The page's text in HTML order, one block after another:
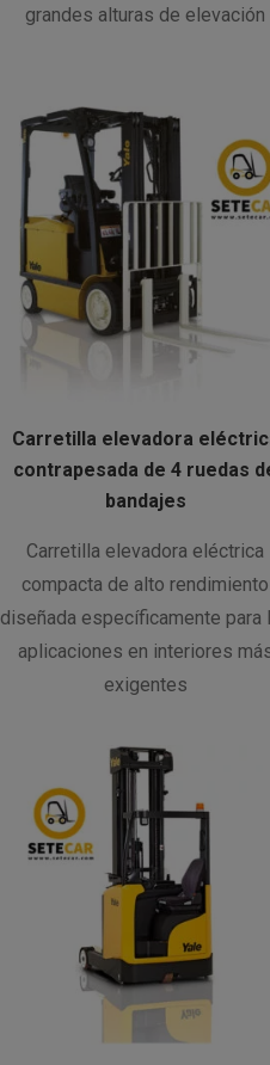
grandes alturas de elevación
Carretilla elevadora
contrapesada de 4 ruedas
bandajes
Carretilla elevadora eléctrica
compacta de alto rendimiento
diseñada específicamente para
aplicaciones en interiores
exigentes